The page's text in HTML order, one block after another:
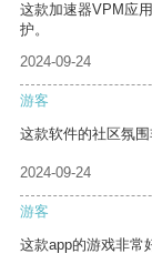
这款加速器VPM应
护。
2024-09-24
游客
这款软件的社区氛
2024-09-24
游客
这款app的游戏非常